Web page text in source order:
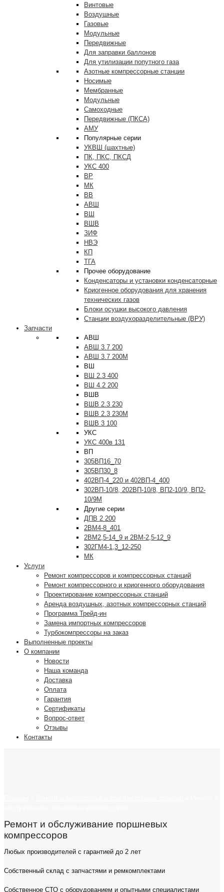
Винтовые
Воздушные
Газовые
Модульные
Передвижные
Для заправки баллонов
Для утилизации попутного газа
Азотные компрессорные станции
Носимые
Мембранные
Модульные
Самоходные
Передвижные (ПКСА)
АМУ
Популярные серии
УКВШ (шахтные)
ПК, ПКС, ПКСД
УКС 400
ВР
МК
ВВ
АВШ
ВШ
ВШВ
ЗИФ
НВЭ
КП
ТГА
Прочее оборудование
Конденсаторы и установки конденсаторные
Криогенное оборудования для хранения
технических газов
Блоки осушки высокого давления
Станции воздухоразделительные (ВРУ)
Запчасти
АВШ
АВШ 3.7 200
АВШ 3.7 200М
ВШ
ВШ 2.3 400
ВШ 4.2 200
ВШВ
ВШВ 2.3 230
ВШВ 2.3 230М
ВШВ 3 100
УКС
УКС 400в 131
ВП
305ВП16_70
305ВП30_8
402ВП-4_220 и 402ВП-4_400
302ВП-10/8, 202ВП-10/8, ВП2-10/9, ВП2-
10/9М
Другие серии
ДПВ 2 200
2ВМ4-8_401
2ВМ2,5-14_9 и 2ВМ-2,5-12_9
302ГМ4-1,3_12-250
МК
Услуги
Ремонт компрессоров и компрессорных станций
Ремонт компрессорного и криогенного оборудования
Проектирование компрессорных станций
Аренда воздушных, азотных компрессорных станций
Программа Трейд-ин
Замена импортных компрессоров
Турбокомпрессоры на заказ
Выполненные проекты
О компании
Новости
Наша команда
Доставка
Оплата
Гарантия
Сертификаты
Вопрос-ответ
Отзывы
Контакты
Ремонт и обслуживание поршневых
компрессоров
Любых производителей с гарантией до 2 лет
Собственный склад с запчастями и ремкомплектами
Собственное СТО с оборудованием и опытными специалистами